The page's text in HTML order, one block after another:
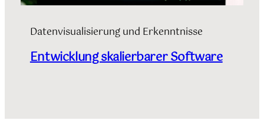
Datenvisualisierung und Erkenntnisse
Entwicklung skalierbarer Software